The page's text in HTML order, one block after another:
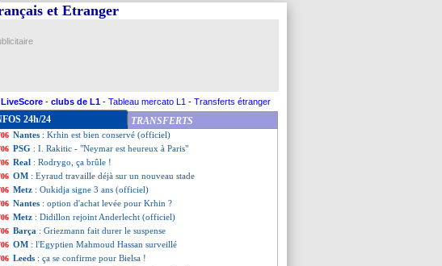
et Etranger
LiveScore - clubs de L1 - Tableau mercato L1 - Transferts étranger
24h/24 TRANSFERTS
06 Lyon: Dendoncker dans le viseur
06 PSG
06 Espagne : Carvajal de retour à l'entraînement
CdM 2026 : Le Graët pousse pour le Maroc
Nantes : Krhin est bien conservé (officiel)
PSG : I. Rakitic - "Neymar est heureux à Paris"
Real : Rodrygo, ça brûle !
OM : Eyraud travaille déjà sur un nouveau stade
Metz : Oukidja signe 3 ans (officiel)
Nantes : option d'achat levée pour Krhin ?
Metz : Didillon rejoint Anderlecht (officiel)
Barça : Griezmann fait durer le suspense
OM : l'Egyptien Mahmoud Hassan surveillé
Leeds : ça se confirme pour Bielsa !